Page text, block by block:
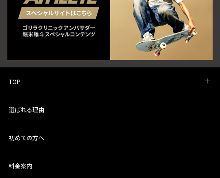
TOP
選ばれる理由
初めての方へ
料金案内